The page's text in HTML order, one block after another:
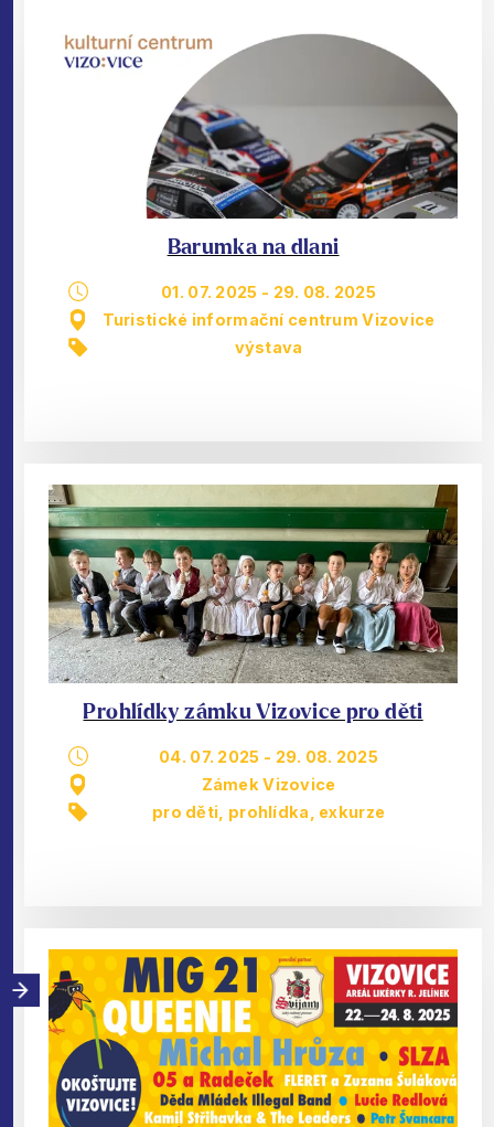
Barumka na dlani
01. 07. 2025 - 29. 08. 2025
Turistické informační centrum Vizovice
výstava
Prohlídky zámku Vizovice pro děti
04. 07. 2025 - 29. 08. 2025
Zámek Vizovice
pro děti prohlídka, exkurze